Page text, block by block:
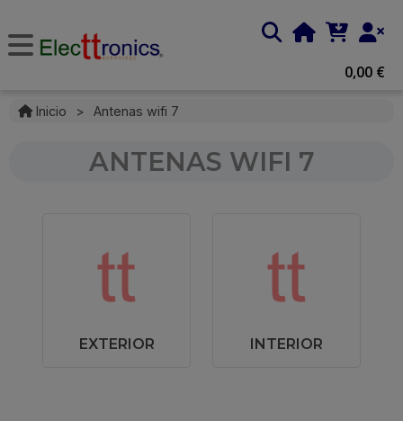
0,00 €
Inicio > Antenas wifi 7
ANTENAS WIFI 7
EXTERIOR INTERIOR